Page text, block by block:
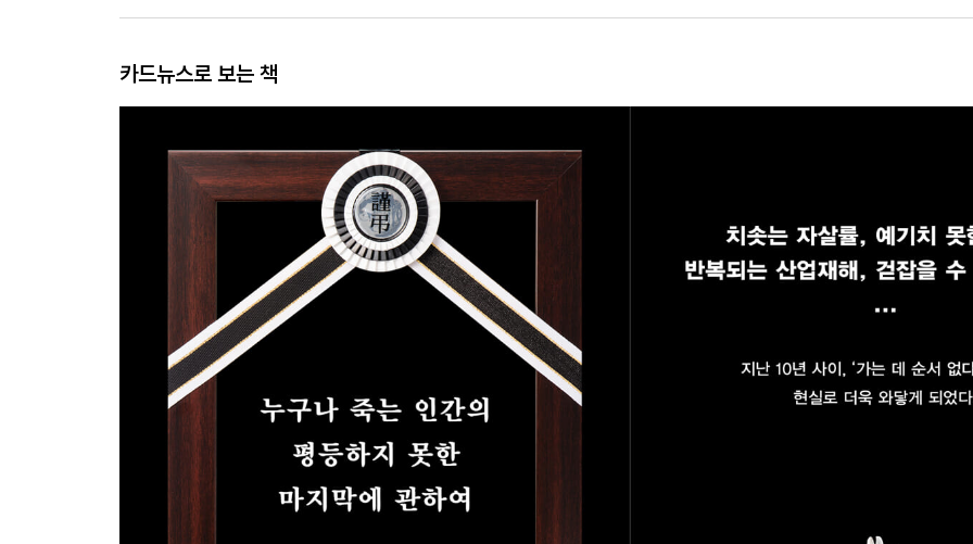
카드뉴스로 보는 책